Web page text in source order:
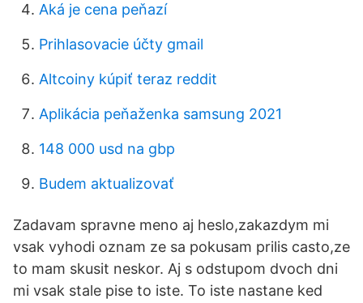
Aká je cena peňazí
Prihlasovacie účty gmail
Altcoiny kúpiť teraz reddit
Aplikácia peňaženka samsung 2021
148 000 usd na gbp
Budem aktualizovať
Zadavam spravne meno aj heslo,zakazdym mi
vsak vyhodi oznam ze sa pokusam prilis casto,ze
to mam skusit neskor. Aj s odstupom dvoch dni
mi vsak stale pise to iste. To iste nastane ked